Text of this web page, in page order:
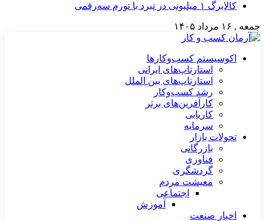
کالابرگ ۱ میلیونی در نبرد با تورم سه‌رقمی
جمعه , ۱۶ مرداد ۱۴۰۵
اکوسیستم کسب‌وکارها
استارتاپ‌های ایرانی
استارتاپ‌های بین الملل
رشد کسب‌وکار
کارآفرین‌های برتر
کاریابی
سرمایه
تحولات بازار
بازرگانی
فناوری
گردشگری
معیشت مردم
اجتماعی
آموزش
اخبار صنعت